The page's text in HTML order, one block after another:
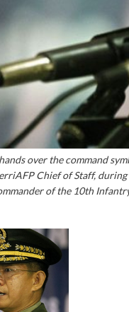
over the command
Chief of Staff,
of the 10th